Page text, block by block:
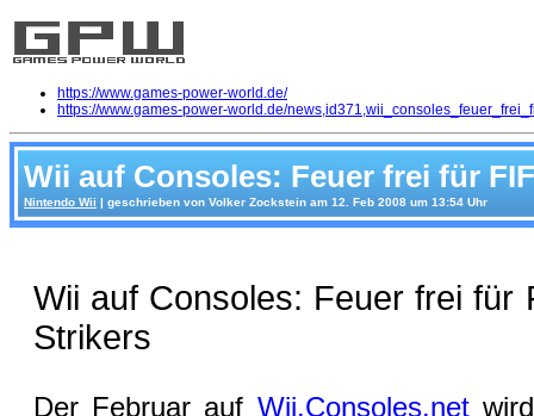
https://www.games-power-world.de/
https://www.games-power-world.de/
Wii auf Consoles: Feuer frei für
Nintendo Wii | geschrieben von Volker Zockstein am 12. Feb 2008 um 13:54 Uhr
Wii auf Consoles: Feuer frei für
Strikers
Der Februar auf Wii.Consoles.netwird